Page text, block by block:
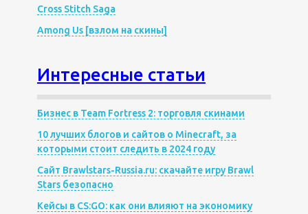
Cross Stitch Saga
Among Us [взлом на скины]
Интересные статьи
Бизнес в Team Fortress 2: торговля скинами
10 лучших блогов и сайтов о Minecraft, за
которыми стоит следить в 2024 году
Сайт Brawlstars-Russia.ru: скачайте игру Brawl
Stars безопасно
Кейсы в CS:GO: как они влияют на экономику